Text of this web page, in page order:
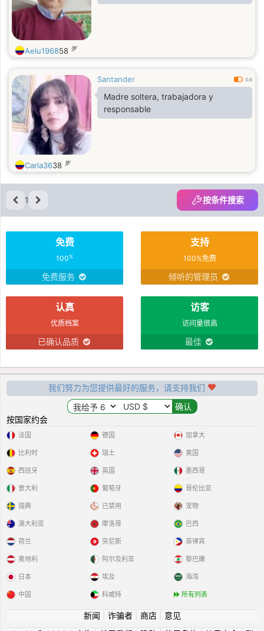
Aelu196858 岁
Santander 0.6
Madre soltera, trabajadora y
responsable
Carla3638 岁
1 按条件搜索
免费
100%
免费服务
支持
100%免费
倾听的管理员
认真
优质档案
已确认品质
访客
访问量很高
最佳
我们努力为您提供最好的服务，请支持我们
按国家约会
法国
比利时
西班牙
意大利
瑞典
德国
瑞士
英国
葡萄牙
已禁用
加拿大
美国
墨西哥
哥伦比亚
宠物
澳大利亚
荷兰
奥地利
日本
中国
摩洛哥
突尼斯
阿尔及利亚
埃及
科威特
巴西
菲律宾
黎巴嫩
海湾
所有列表
新闻 诈骗者| 商店| 意见